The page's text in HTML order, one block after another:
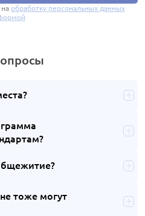
обработку персональных данных
тоже могут